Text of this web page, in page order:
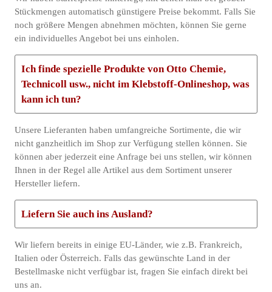
Stückmengen automatisch günstigere Preise bekommt. Falls Sie
noch größere Mengen abnehmen möchten, können Sie gerne
ein individuelles Angebot bei uns einholen.
Ich finde spezielle Produkte von Otto Chemie,
Technicoll usw., nicht im Klebstoff-Onlineshop, was
kann ich tun?
Unsere Lieferanten haben umfangreiche Sortimente, die wir
nicht ganzheitlich im Shop zur Verfügung stellen können. Sie
können aber jederzeit eine Anfrage bei uns stellen, wir können
Ihnen in der Regel alle Artikel aus dem Sortiment unserer
Hersteller liefern.
Liefern Sie auch ins Ausland?
Wir liefern bereits in einige EU-Länder, wie z.B. Frankreich,
Italien oder Österreich. Falls das gewünschte Land in der
Bestellmaske nicht verfügbar ist, fragen Sie einfach direkt bei
uns an.